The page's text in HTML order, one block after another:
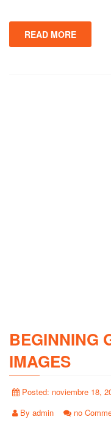
READ MORE
BEGINNING
IMAGES
Posted: noviembre 18,
By admin no